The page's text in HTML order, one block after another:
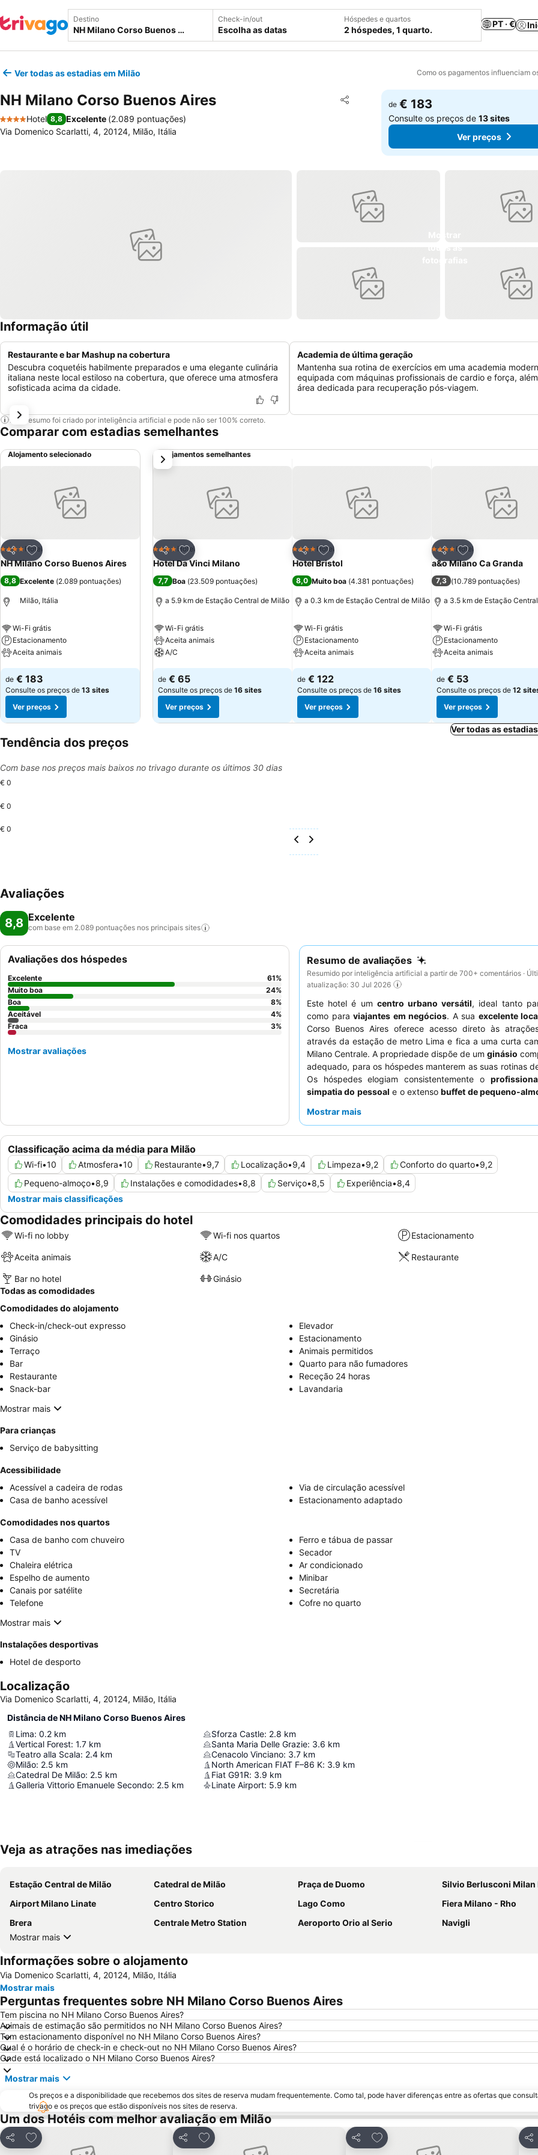
Destino Check-in/out
Escolha as datas
Hóspedes e quartos
2 hóspedes, 1 quarto.
PT · €
Ver todas as estadias em Milão Como os pagamentos influenciam
NH Milano Corso Buenos Aires Partilhar
Adicionar aos favoritos
4 Estrelas
Hotel 8,8 Excelente (2.089 pontuações)
Via Domenico Scarlatti, 4, 20124, Milão, Itália
de € 183
Consulte os preços de13 sites
Ver preços
Informação útil
Restaurante e bar Mashup na cobertura
Descubra coquetéis habilmente preparados e uma elegante culinária
italiana neste local estiloso na cobertura, que oferece uma atmosfera
sofisticada acima da cidade.
Academia de última geração
Mantenha sua rotina de exercícios em uma academia
equipada com máquinas profissionais de cardio e força,
área dedicada para recuperação pós-viagem.
Este resumo foi criado por inteligência artificial e pode não ser 100% correto.
Comparar com estadias semelhantes
Alojamento selecionado
Partilhar
Adicionar aos favoritos
4 EstrelasHotel
NH Milano Corso Buenos Aires
8,8 Excelente (2.089 pontuações)
Milão, Itália
Wi-Fi grátis
Estacionamento
Aceita animais
Ver preços
de € 183
Consulte os preços de 13 sites
Ver preços
Alojamentos semelhantes
Partilhar
Adicionar aos favoritos
4 EstrelasHotel
Hotel Da Vinci Milano
7,7 Boa (23.509 pontuações)
a 5.9 km de Estação Central de Milão
Wi-Fi grátis
Aceita animais
A/C
Ver preços
de € 65
Consulte os preços de 16 sites
Ver preços
Partilhar
Adicionar aos favoritos
4 EstrelasHotel
Hotel Bristol
8,0 Muito boa (4.381 pontuações)
a 0.3 km de Estação Central de Milão
Wi-Fi grátis
Estacionamento
Aceita animais
Ver preços
de € 122
Consulte os preços de 16 sites
Ver preços
Partilhar
Adicionar aos
4 EstrelasHotel
a&o Milano Ca Granda
7,3 (10.789 pontuações)
a 3.5 km de Estação
Wi-Fi grátis
Estacionamento
Aceita animais
Ver preços
de € 53
Consulte os preços de 12
Ver preços
próximo
Ver todas as
Tendência dos preços
Com base nos preços mais baixos no trivago durante os últimos 30 dias
€ 0
€ 0
€ 0
Avaliações
8,8 Excelente
com base em 2.089 pontuações nos principais sites
Resumo de avaliações
Resumido por inteligência artificial a partir de 700+ comentários ·
atualização: 30 Jul 2026
Este hotel é um centro urbano versátil, ideal tanto
como paraviajantes em negócios. A sua excelente
Corso Buenos Aires oferece acesso direto às
através da estação de metro Lima e fica a uma curta
Milano Centrale. A propriedade dispõe de um ginásio
adequado, para os hóspedes manterem as suas rotinas
Os hóspedes elogiam consistentemente o
simpatia do pessoal e o extensobuffet de pequeno-
uma estadia mais tranquila, os hóspedes devem
Mostrar mais
Classificação acima da média para Milão
Wi-fi•10 Atmosfera•10 Restaurante•9,7 Localização•9,4 Limpeza•9,2 Conforto do quarto•9,2
Pequeno-almoço•8,9 Instalações e comodidades•8,8 Serviço•8,5 Experiência•8,4
Mostrar mais classificações
Avaliações dos hóspedes
Excelente 61%
Muito boa
24%
Boa
8%
Aceitável
4%
Fraca
3%
Mostrar avaliações
Comodidades principais do hotel
Wi-fi no lobby Wi-fi nos quartos Estacionamento
Aceita animais A/C Restaurante
Bar no hotel
Ginásio
Todas as comodidades
Comodidades do alojamento
Check-in/check-out expresso
Elevador
Ginásio
Estacionamento
Terraço
Animais permitidos
Bar
Quarto para não fumadores
Restaurante
Receção 24 horas
Snack-bar
Lavandaria
Mostrar mais
Para crianças
Serviço de babysitting
Acessibilidade
Acessível a cadeira de rodas
Via de circulação acessível
Casa de banho acessível
Estacionamento adaptado
Comodidades nos quartos
Casa de banho com chuveiro
Ferro e tábua de passar
TV
Secador
Chaleira elétrica
Ar condicionado
Espelho de aumento
Minibar
Canais por satélite
Secretária
Telefone
Cofre no quarto
Mostrar mais
Instalações desportivas
Hotel de desporto
Localização
Via Domenico Scarlatti, 4, 20124, Milão, Itália
Distância de NH Milano Corso Buenos Aires
Lima: 0.2 km
Vertical Forest: 1.7 km
Teatro alla Scala: 2.4 km
Milão: 2.5 km
Catedral De Milão: 2.5 km
Galleria Vittorio Emanuele Secondo: 2.5 km
Sforza Castle: 2.8 km
Santa Maria Delle Grazie: 3.6 km
Cenacolo Vinciano: 3.7 km
North American FIAT F–86 K: 3.9 km
Fiat G91R: 3.9 km
Linate Airport: 5.9 km
Veja as atrações nas imediações
Estação Central de Milão Catedral de Milão Praça de Duomo
Silvio Berlusconi Milan
Airport Milano Linate
Centro Storico Lago Como
Fiera Milano - Rho
Brera
Centrale Metro Station Aeroporto Orio al Serio
Navigli
Mostrar mais
Informações sobre o alojamento
Via Domenico Scarlatti, 4, 20124, Milão, Itália
Mostrar mais
Perguntas frequentes sobre NH Milano Corso Buenos Aires
Tem piscina no NH Milano Corso Buenos Aires?
Animais de estimação são permitidos no NH Milano Corso Buenos Aires?
Tem estacionamento disponível no NH Milano Corso Buenos Aires?
Qual é o horário de check-in e check-out no NH Milano Corso Buenos Aires?
Onde está localizado o NH Milano Corso Buenos Aires?
Mostrar mais
Os preços e a disponibilidade que recebemos dos sites de reserva mudam frequentemente. Como tal, pode haver diferenças entre as ofertas que
trivago e os preços que estão disponíveis nos sites de reserva.
Um dos Hotéis com melhor avaliação em Milão
Partilhar
Adicionar aos favoritos
Partilhar
Adicionar aos favoritos
Partilhar
Adicionar aos favoritos